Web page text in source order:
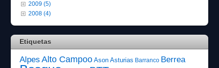
2009 (5)
2008 (4)
Etiquetas
Alpes Alto Campoo Ason Asturias Barranco Berrea